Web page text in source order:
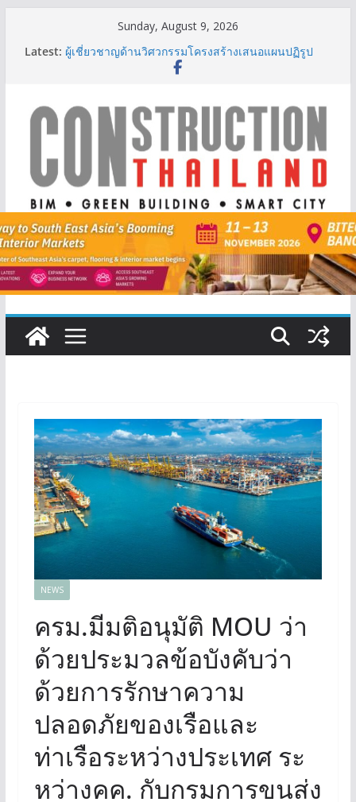
Sunday, August 9, 2026
Latest: ผู้เชี่ยวชาญด้านวิศวกรรมโครงสร้างเสนอแผนปฏิรูป
มาตรฐานตั้งแต่การออกแบบถึงการตรวจสอบอาคารไทย
เติบโต 377% ชี้ดีมานด์ภูเก็ตยังแกร่ง
BCT Expo 2026 ชูแนวคิด “Empowering Net Zero in
Construction & Mining” ขับเคลื่อนอุตสาหกรรม
ก่อสร้างและเหมืองแร่สู่สังคมคาร์บอนต่ำอย่างยั่งยืน
ลลิล พร็อพเพอร์ตี้ ก้าวสู่ปีที่ 40 ยึดลูกค้าเป็นศูนย์กลาง
IHG Hotels & Resorts เปิดตัว ฮอลิเดย์ อินน์ เอ็กซ์เพรส
อ่าวนางแห่งแรกในกระบี่
NEWS
ครม.มีมติอนุมัติ MOU ว่า
ด้วยประมวลข้อบังคับว่า
ด้วยการรักษาความ
ปลอดภัยของเรือและ
ท่าเรือระหว่างประเทศ ระ
หว่างคค. กับกรมการขนส่ง